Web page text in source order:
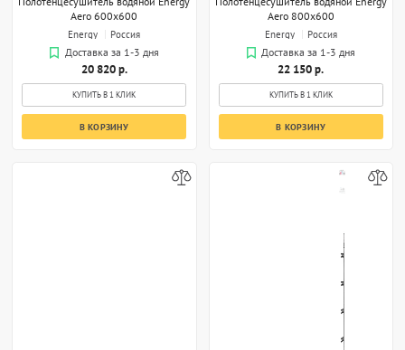
Aero 600x600
Energy
Россия
Доставка за 1-3 дня
20 820 р.
КУПИТЬ В 1 КЛИК
В КОРЗИНУ
Aero 800x600
Energy
Россия
Доставка за 1-3 дня
22 150 р.
КУПИТЬ В 1 КЛИК
В КОРЗИНУ